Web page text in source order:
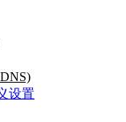
设置